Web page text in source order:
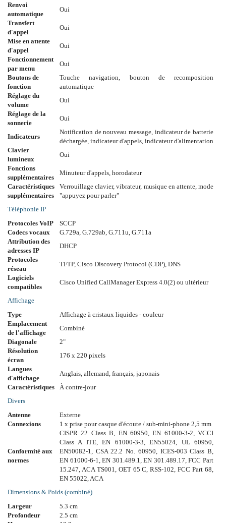
Renvoi
automatique
Oui
Transfert
d'appel
Oui
Mise en attente
d'appel
Oui
Fonctionnement
par menu
Oui
Boutons de
fonction
Touche navigation, bouton de recomposition
automatique
Réglage du
volume
Oui
Réglage de la
sonnerie
Oui
Indicateurs
Notification de nouveau message, indicateur de batterie
déchargée, indicateur d'appels, indicateur d'alimentation
Clavier
lumineux
Oui
Fonctions
supplémentaires
Minuteur d'appels, horodateur
Caractéristiques
supplémentaires
Verrouillage clavier, vibrateur, musique en attente, mode
"appuyez pour parler"
Téléphonie IP
Protocoles VoIP
SCCP
Codecs vocaux
G.729a, G.729ab, G.711u, G.711a
Attribution des
adresses IP
DHCP
Protocoles
réseau
TFTP, Cisco Discovery Protocol (CDP), DNS
Logiciels
compatibles
Cisco Unified CallManager Express 4.0(2) ou ultérieur
Affichage
Type
Affichage à cristaux liquides - couleur
Emplacement
de l'affichage
Combiné
Diagonale
2"
Résolution
écran
176 x 220 pixels
Langues
d'affichage
Anglais, allemand, français, japonais
Caractéristiques
À contre-jour
Divers
Antenne
Externe
Connexions
1 x prise pour casque d'écoute / sub-mini-phone 2,5 mm
Conformité aux
normes
CISPR 22 Class B, EN 60950, EN 61000-3-2, VCCI
Class A ITE, EN 61000-3-3, EN55024, UL 60950,
EN50082-1, CSA 22.2 No. 60950, ICES-003 Class B,
EN 61000-6-1, EN 301.489.1, EN 301.489.17, FCC Part
15.247, ACA TS001, OET 65 C, RSS-102, FCC Part 68,
EN 55022, ACA
Dimensions & Poids (combiné)
Largeur
5.3 cm
Profondeur
2.5 cm